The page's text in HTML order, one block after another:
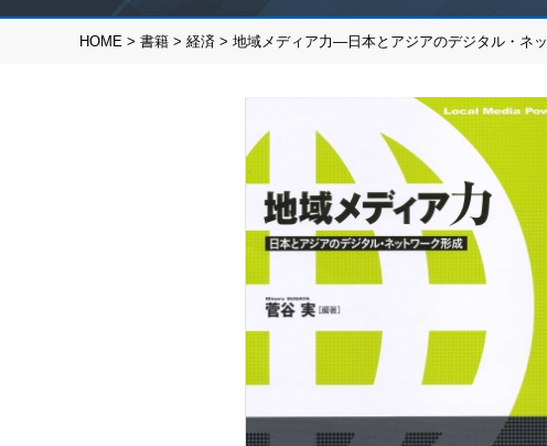
HOME > 書籍 > 経済 > 地域メディア力―日本とアジアのデジタル・ネ